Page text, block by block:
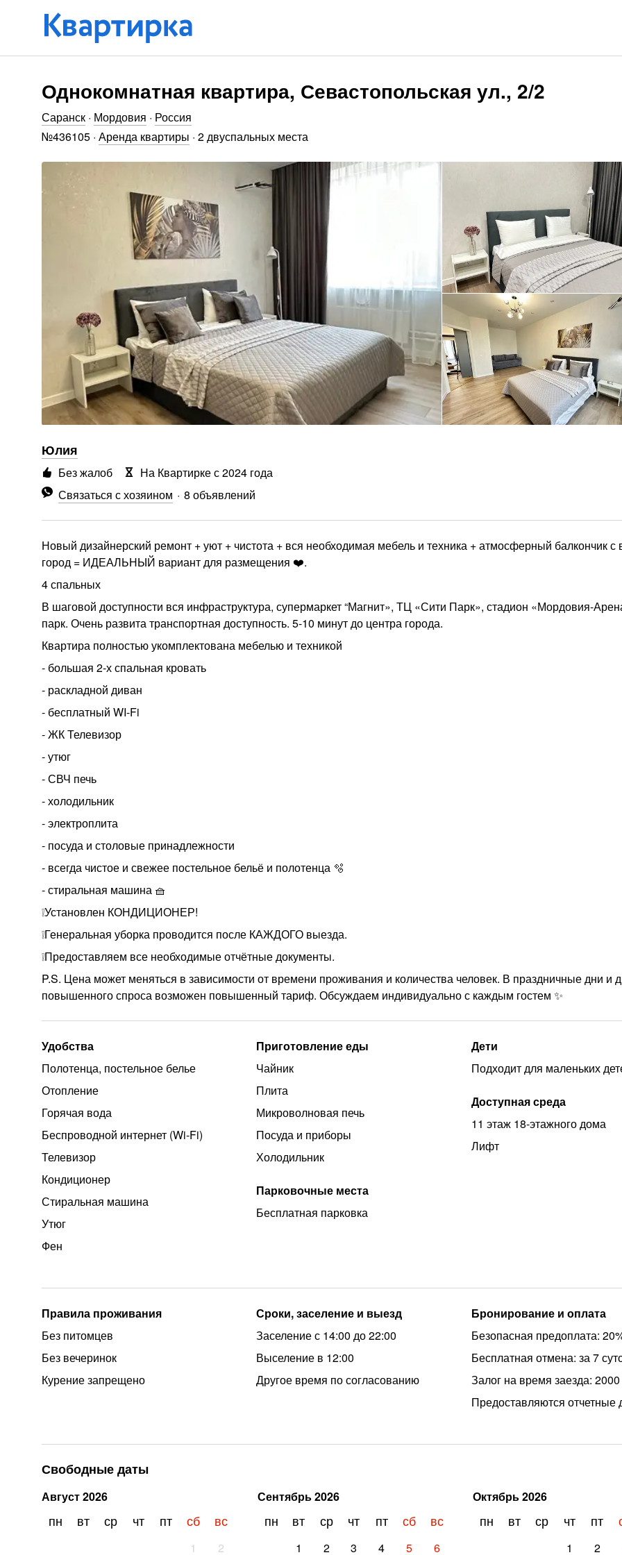
Однокомнатная квартира, Севастопольская ул., 2/2
Саранск · Мордовия · Россия
№436105 · Аренда квартиры · 2 двуспальных места
Юлия
Связаться с хозяином 8 объявлений
Без жалоб На Квартирке с 2024 года
Новый дизайнерский ремонт + уют + чистота + вся необходимая мебель и техника + атмосферный балкончик с
город = ИДЕАЛЬНЫЙ вариант для размещения ❤️.
4 спальных
В шаговой доступности вся инфраструктура, супермаркет “Магнит», ТЦ «Сити Парк», стадион «Мордовия-
парк. Очень развита транспортная доступность. 5-10 минут до центра города.
Квартира полностью укомплектована мебелью и техникой
- большая 2-х спальная кровать
- раскладной диван
- бесплатный WI-Fi
- ЖК Телевизор
- утюг
- СВЧ печь
- холодильник
- электроплита
- посуда и столовые принадлежности
- всегда чистое и свежее постельное бельё и полотенца 🫧
- стиральная машина 🧺
❕Установлен КОНДИЦИОНЕР!
❕Генеральная уборка проводится после КАЖДОГО выезда.
❕Предоставляем все необходимые отчётные документы.
P.S. Цена может меняться в зависимости от времени проживания и количества человек. В праздничные дни и
повышенного спроса возможен повышенный тариф. Обсуждаем индивидуально с каждым гостем ✨
Удобства
Полотенца, постельное белье
Отопление
Горячая вода
Беспроводной интернет (Wi‑Fi)
Телевизор
Кондиционер
Стиральная машина
Утюг
Фен
Приготовление еды
Чайник
Плита
Микроволновая печь
Посуда и приборы
Холодильник
Парковочные места
Бесплатная парковка
Дети
Подходит для маленьких
Доступная среда
11 этаж 18-этажного дома
Лифт
Правила проживания
Без питомцев
Без вечеринок
Курение запрещено
Сроки, заселение и выезд
Заселение с 14:00 до 22:00
Выселение в 12:00
Другое время по согласованию
Бронирование и оплата
Безопасная предоплата:
Бесплатная отмена: за 7
Залог на время заезда:
Предоставляются отчетные
Свободные даты
Август2026
пн вт ср чт пт сб вс
1 2
Сентябрь2026
пн вт ср чт пт сб вс
1 2 3 4 5 6
Октябрь2026
пн вт ср чт пт
1 2